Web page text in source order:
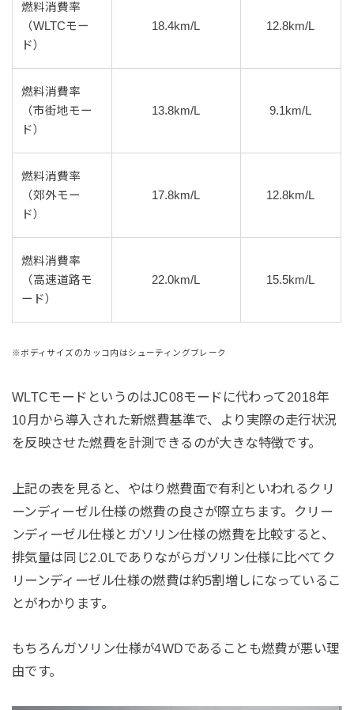
燃料消費率
（WLTCモー
ド）
18.4km/L 12.8km/L
燃料消費率
（市街地モー
ド）
13.8km/L 9.1km/L
燃料消費率
（郊外モー
ド）
17.8km/L 12.8km/L
燃料消費率
（高速道路モ
ード）
22.0km/L 15.5km/L
※ボディサイズのカッコ内はシューティングブレーク
WLTCモードというのはJC08モードに代わって2018年
10月から導入された新燃費基準で、より実際の走行状況
を反映させた燃費を計測できるのが大きな特徴です。
上記の表を見ると、やはり燃費面で有利といわれるクリ
ーンディーゼル仕様の燃費の良さが際立ちます。クリー
ンディーゼル仕様とガソリン仕様の燃費を比較すると、
排気量は同じ2.0Lでありながらガソリン仕様に比べてク
リーンディーゼル仕様の燃費は約5割増しになっているこ
とがわかります。
もちろんガソリン仕様が4WDであることも燃費が悪い理
由です。